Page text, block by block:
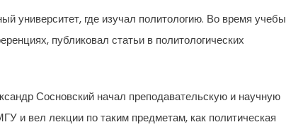
университет, где изучал политологию. Во время учебы
публиковал статьи в политологических
Сосновский начал преподавательскую и научную
и вел лекции по таким предметам, как политическая